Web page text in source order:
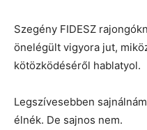
Szegény FIDESZ
önelégült vigyora jut,
kötözködéséről hablatyol.
Legszívesebben
élnék. De sajnos nem.